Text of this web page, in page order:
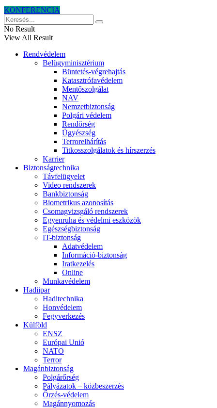
KONFERENCIA
No Result
View All Result
Rendvédelem
Belügyminisztérium
Büntetés-végrehajtás
Katasztrófavédelem
Mentőszolgálat
NAV
Nemzetbiztonság
Polgári védelem
Rendőrség
Ügyészség
Terrorelhárítás
Titkosszolgálatok és hírszerzés
Karrier
Biztonságtechnika
Távfelügyelet
Video rendszerek
Bankbiztonság
Biometrikus azonosítás
Csomagvizsgáló rendszerek
Egyenruha és védelmi eszközök
Egészségbiztonság
IT-biztonság
Adatvédelem
Információ-biztonság
Iratkezelés
Online
Munkavédelem
Hadiipar
Haditechnika
Honvédelem
Fegyverkezés
Külföld
ENSZ
Európai Unió
NATO
Terror
Magánbiztonság
Polgárőrség
Pályázatok – közbeszerzés
Őrzés-védelem
Magánnyomozás